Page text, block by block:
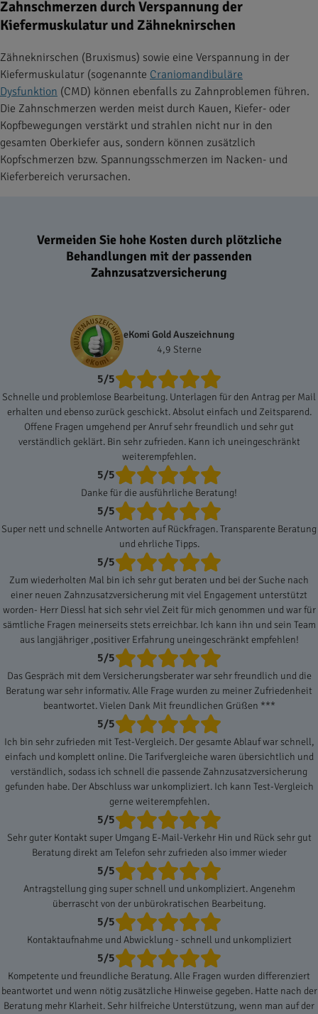
Zahnschmerzen durch Verspannung der
Kiefermuskulatur und Zähneknirschen
Zähneknirschen (Bruxismus) sowie eine Verspannung in der
Kiefermuskulatur (sogenannte Craniomandibuläre
Dysfunktion (CMD) können ebenfalls zu Zahnproblemen führen.
Die Zahnschmerzen werden meist durch Kauen, Kiefer- oder
Kopfbewegungen verstärkt und strahlen nicht nur in den
gesamten Oberkiefer aus, sondern können zusätzlich
Kopfschmerzen bzw. Spannungsschmerzen im Nacken- und
Kieferbereich verursachen.
Vermeiden Sie hohe Kosten durch plötzliche
Behandlungen mit der passenden
Zahnzusatzversicherung
eKomi Gold Auszeichnung
4,9 Sterne
5/5
Schnelle und problemlose Bearbeitung. Unterlagen für den Antrag per Mail
erhalten und ebenso zurück geschickt. Absolut einfach und Zeitsparend.
Offene Fragen umgehend per Anruf sehr freundlich und sehr gut
verständlich geklärt. Bin sehr zufrieden. Kann ich uneingeschränkt
weiterempfehlen.
5/5
Danke für die ausführliche Beratung!
5/5
Super nett und schnelle Antworten auf Rückfragen. Transparente Beratung
und ehrliche Tipps.
5/5
Zum wiederholten Mal bin ich sehr gut beraten und bei der Suche nach
einer neuen Zahnzusatzversicherung mit viel Engagement unterstützt
worden- Herr Diessl hat sich sehr viel Zeit für mich genommen und war für
sämtliche Fragen meinerseits stets erreichbar. Ich kann ihn und sein Team
aus langjähriger ,positiver Erfahrung uneingeschränkt empfehlen!
5/5
Das Gespräch mit dem Versicherungsberater war sehr freundlich und die
Beratung war sehr informativ. Alle Frage wurden zu meiner Zufriedenheit
beantwortet. Vielen Dank Mit freundlichen Grüßen ***
5/5
Ich bin sehr zufrieden mit Test-Vergleich. Der gesamte Ablauf war schnell,
einfach und komplett online. Die Tarifvergleiche waren übersichtlich und
verständlich, sodass ich schnell die passende Zahnzusatzversicherung
gefunden habe. Der Abschluss war unkompliziert. Ich kann Test-Vergleich
gerne weiterempfehlen.
5/5
Sehr guter Kontakt super Umgang E-Mail-Verkehr Hin und Rück sehr gut
Beratung direkt am Telefon sehr zufrieden also immer wieder
5/5
Antragstellung ging super schnell und unkompliziert. Angenehm
überrascht von der unbürokratischen Bearbeitung.
5/5
Kontaktaufnahme und Abwicklung - schnell und unkompliziert
5/5
Kompetente und freundliche Beratung. Alle Fragen wurden differenziert
beantwortet und wenn nötig zusätzliche Hinweise gegeben. Hatte nach der
Beratung mehr Klarheit. Sehr hilfreiche Unterstützung, wenn man auf der